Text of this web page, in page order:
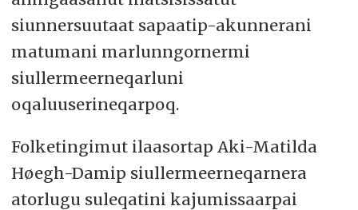
siunnersuutaat sapaatip-akunnerani
matumani marlunngornermi
siullermeerneqarluni
oqaluuserineqarpoq.
Folketingimut ilaasortap Aki-Matilda
Høegh-Damip siullermeerneqarnera
atorlugu suleqatini kajumissaarpai